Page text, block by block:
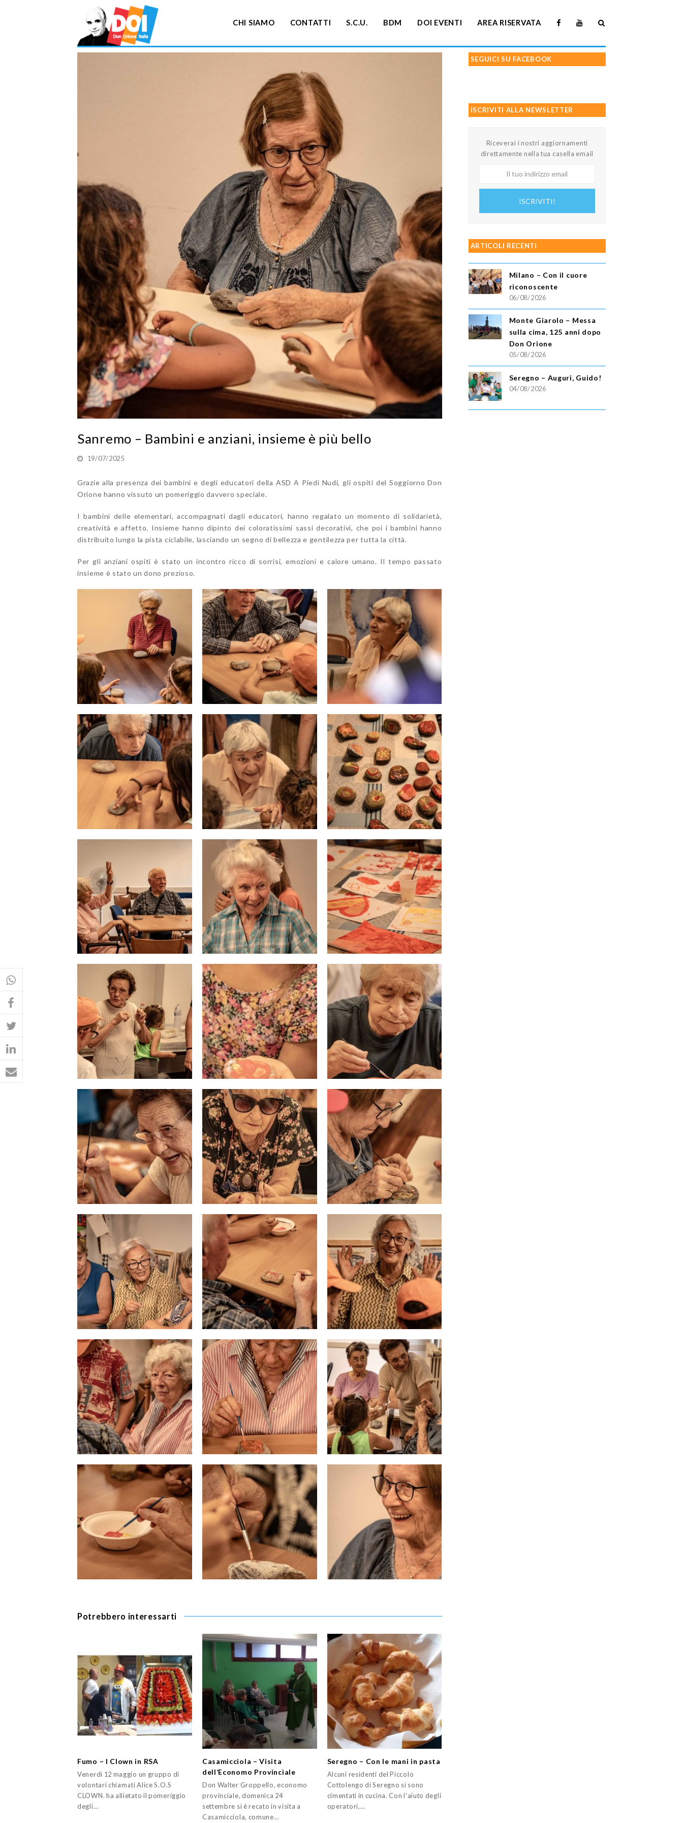
CHI SIAMO CONTATTI S.C.U. BDM DOI EVENTI AREA RISERVATA
Sanremo – Bambini e anziani, insieme è più bello
19/07/2025
Grazie alla presenza dei bambini e degli educatori della ASD A Piedi Nudi, gli ospiti del Soggiorno Don
Orione hanno vissuto un pomeriggio davvero speciale.
I bambini delle elementari, accompagnati dagli educatori, hanno regalato un momento di solidarietà,
creatività e affetto. Insieme hanno dipinto dei coloratissimi sassi decorativi, che poi i bambini hanno
distribuito lungo la pista ciclabile, lasciando un segno di bellezza e gentilezza per tutta la città.
Per gli anziani ospiti è stato un incontro ricco di sorrisi, emozioni e calore umano. Il tempo passato
insieme è stato un dono prezioso.
Potrebbero interessarti
Fumo – I Clown in RSA
Venerdì 12 maggio un gruppo di
volontari chiamati Alice S.O.S
CLOWN. ha allietato il pomeriggio
degli…
Casamicciola – Visita
dell’Economo Provinciale
Don Walter Groppello, economo
provinciale, domenica 24
settembre si è recato in visita a
Casamicciola, comune…
Seregno – Con le mani in pasta
Alcuni residenti del Piccolo
Cottolengo di Seregno si sono
cimentati in cucina. Con l'aiuto degli
operatori,…
SEGUICI SU FACEBOOK
ISCRIVITI ALLA NEWSLETTER
Riceverai i nostri aggiornamenti
direttamente nella tua casella email
ISCRIVITI!
ARTICOLI RECENTI
Milano – Con il cuore
riconoscente
06/08/2026
Monte Giarolo – Messa
sulla cima, 125 anni dopo
Don Orione
05/08/2026
Seregno – Auguri, Guido!
04/08/2026